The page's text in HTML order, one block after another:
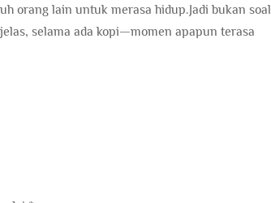
orang lain untuk merasa hidup.Jadi bukan soal
selama ada kopi—momen apapun terasa